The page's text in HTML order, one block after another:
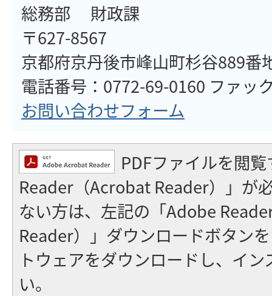
総務部 財政課
〒627-8567
京都府京丹後市峰山町杉谷889番
電話番号：0772-69-0160 ファッ
お問い合わせフォーム
PDFファイルを閲
Reader（Acrobat Reader）」が
ない方は、左記の「Adobe
Reader）」ダウンロードボタン
トウェアをダウンロードし、イ
い。